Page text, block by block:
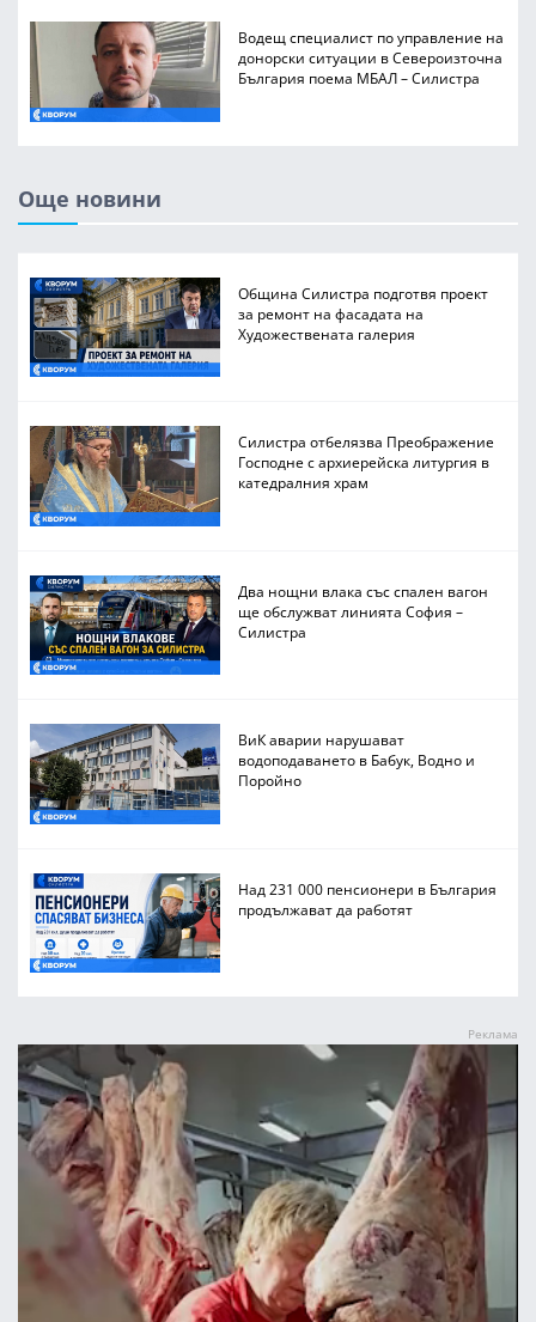
Водещ специалист по управление на
донорски ситуации в Североизточна
България поема МБАЛ – Силистра
Още новини
Община Силистра подготвя проект
за ремонт на фасадата на
Художествената галерия
Силистра отбелязва Преображение
Господне с архиерейска литургия в
катедралния храм
Два нощни влака със спален вагон
ще обслужват линията София –
Силистра
ВиК аварии нарушават
водоподаването в Бабук, Водно и
Поройно
Над 231 000 пенсионери в България
продължават да работят